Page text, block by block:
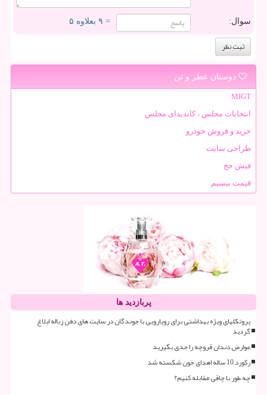
سوال: = ۹ بعلاوه ۵
دوستان عطر و تن
MIGT
انتخابات مجلس ، کاندیدای مجلس
خرید و فروش خودرو
طراحی سایت
فیش حج
قیمت بیسیم
پربازدید ها
پروتکلهای ویژه بهداشتی برای رویارویی با جوندگان در سایت های دفن زباله ابلاغ
گردید
عوارض دندان قروچه را جدی بگیرید
رکورد 10 ساله اهدای خون شکسته شد
چه طور با چاقی مقابله کنیم؟